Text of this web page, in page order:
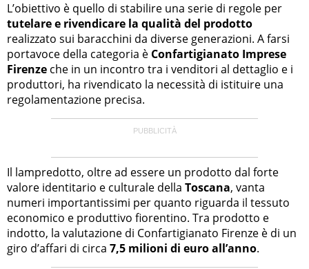
L’obiettivo è quello di stabilire una serie di regole per
tutelare e rivendicare la qualità del prodotto
realizzato sui baracchini da diverse generazioni. A farsi
portavoce della categoria è Confartigianato Imprese
Firenze che in un incontro tra i venditori al dettaglio e i
produttori, ha rivendicato la necessità di istituire una
regolamentazione precisa.
Il lampredotto, oltre ad essere un prodotto dal forte
valore identitario e culturale della Toscana, vanta
numeri importantissimi per quanto riguarda il tessuto
economico e produttivo fiorentino. Tra prodotto e
indotto, la valutazione di Confartigianato Firenze è di un
giro d’affari di circa 7,5 milioni di euro all’anno.